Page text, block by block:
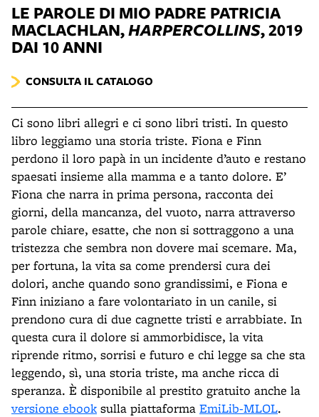
LE PAROLE DI MIO PADRE PATRICIA
MACLACHLAN,HARPERCOLLINS, 2019
DAI 10 ANNI
CONSULTA IL CATALOGO
Ci sono libri allegri e ci sono libri tristi. In questo
libro leggiamo una storia triste. Fiona e Finn
perdono il loro papà in un incidente d’auto e restano
spaesati insieme alla mamma e a tanto dolore. E’
Fiona che narra in prima persona, racconta dei
giorni, della mancanza, del vuoto, narra attraverso
parole chiare, esatte, che non si sottraggono a una
tristezza che sembra non dovere mai scemare. Ma,
per fortuna, la vita sa come prendersi cura dei
dolori, anche quando sono grandissimi, e Fiona e
Finn iniziano a fare volontariato in un canile, si
prendono cura di due cagnette tristi e arrabbiate. In
questa cura il dolore si ammorbidisce, la vita
riprende ritmo, sorrisi e futuro e chi legge sa che sta
leggendo, sì, una storia triste, ma anche ricca di
speranza. È disponibile al prestito gratuito anche la
versione ebook sulla piattaforma EmiLib-MLOL.